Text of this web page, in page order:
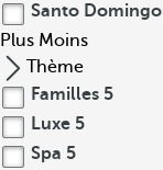
Santo Domingo
Plus Moins
Thème
Familles 5
Luxe 5
Spa 5